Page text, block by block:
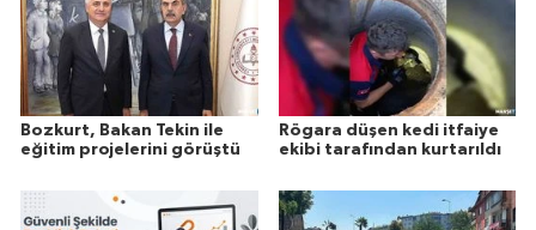
Bozkurt, Bakan Tekin ile
eğitim projelerini görüştü
Rögara düşen kedi itfaiye
ekibi tarafından kurtarıldı